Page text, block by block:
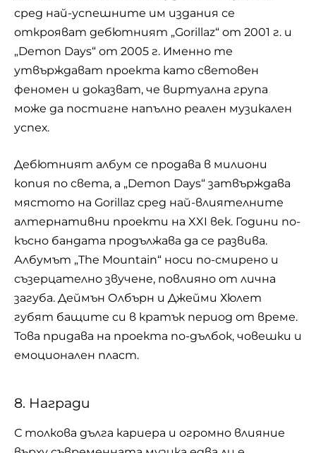
сред най-успешните им издания се
открояват дебютният „Gorillaz“ от 2001 г. и
„Demon Days“ от 2005 г. Именно те
утвърждават проекта като световен
феномен и доказват, че виртуална група
може да постигне напълно реален музикален
успех.
Дебютният албум се продава в милиони
копия по света, а „Demon Days“ затвърждава
мястото на Gorillaz сред най-влиятелните
алтернативни проекти на XXI век. Години по-
късно бандата продължава да се развива.
Албумът „The Mountain“ носи по-смирено и
съзерцателно звучене, повлияно от лична
загуба. Деймън Олбърн и Джейми Хюлет
губят бащите си в кратък период от време.
Това придава на проекта по-дълбок, човешки и
емоционален пласт.
8. Награди
С толкова дълга кариера и огромно влияние